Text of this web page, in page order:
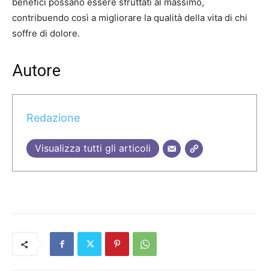
contribuendo così a migliorare la qualità della vita di chi
soffre di dolore.
Autore
Redazione
Visualizza tutti gli articoli